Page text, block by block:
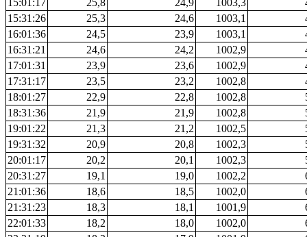
15:01:17
25,8 24,9 1003,3
15:31:26
25,3 24,6 1003,1
16:01:36
24,5 23,9 1003,1
16:31:21
24,6 24,2 1002,9
17:01:31
23,9 23,6 1002,9
17:31:17
23,5 23,2 1002,8
18:01:27
22,9 22,8 1002,8
18:31:36
21,9 21,9 1002,8
19:01:22
21,3 21,2 1002,5
19:31:32
20,9 20,8 1002,3
20:01:17
20,2 20,1 1002,3
20:31:27
19,1 19,0 1002,2
21:01:36
18,6 18,5 1002,0
21:31:23
18,3 18,1 1001,9
22:01:33
18,2 18,0 1002,0